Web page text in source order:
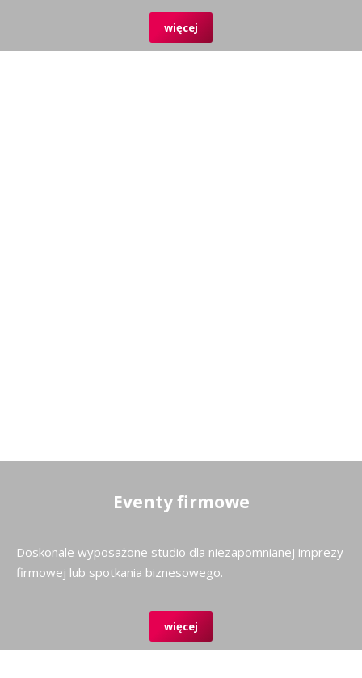
więcej
Eventy firmowe
Doskonale wyposażone studio dla niezapomnianej imprezy
firmowej lub spotkania biznesowego.
więcej